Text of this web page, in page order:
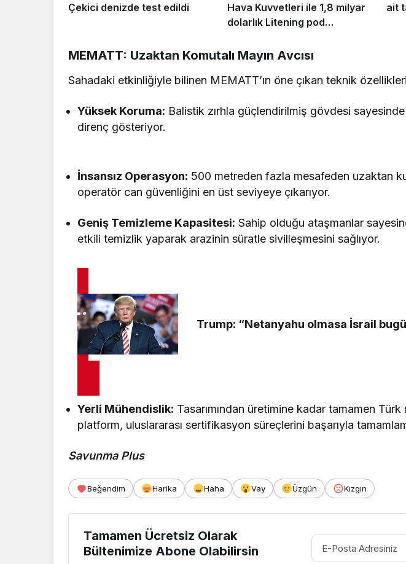
Çekici denizde test edildi
Hava Kuvvetleri ile 1,8 milyar
dolarlık Litening pod
ait
MEMATT: Uzaktan Komutalı Mayın Avcısı
Sahadaki etkinliğiyle bilinen MEMATT’ın öne çıkan teknik
Yüksek Koruma: Balistik zırhla güçlendirilmiş gövdesi
direnç gösteriyor.
İnsansız Operasyon: 500 metreden fazla mesafeden uzaktan
operatör can güvenliğini en üst seviyeye çıkarıyor.
Geniş Temizleme Kapasitesi: Sahip olduğu ataşmanlar
etkili temizlik yaparak arazinin süratle sivilleşmesini sağlıyor.
Trump: “Netanyahu olmasa İsrail
Yerli Mühendislik: Tasarımından üretimine kadar tamamen
platform, uluslararası sertifikasyon süreçlerini başarıyla
Savunma Plus
Beğendim Harika Haha Vay Üzgün Kızgın
Tamamen Ücretsiz Olarak
Bültenimize Abone Olabilirsin